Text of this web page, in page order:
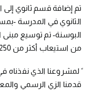
تم إضافة قسم ثانوي إلى
الثانوي في المدرسة -
البوسنة- تم توسيع
من استيعاب أكثر من 250 طالبًا.
قدمنا الزي الرسمي